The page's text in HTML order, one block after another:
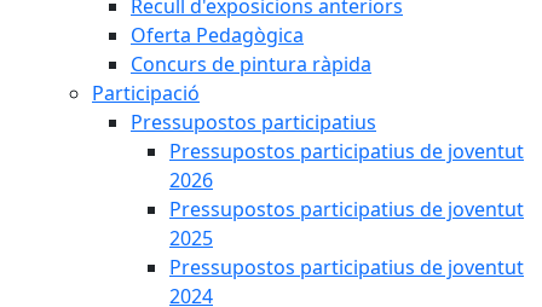
Recull d'exposicions anteriors
Oferta Pedagògica
Concurs de pintura ràpida
Participació
Pressupostos participatius
Pressupostos participatius de joventut
2026
Pressupostos participatius de joventut
2025
Pressupostos participatius de joventut
2024